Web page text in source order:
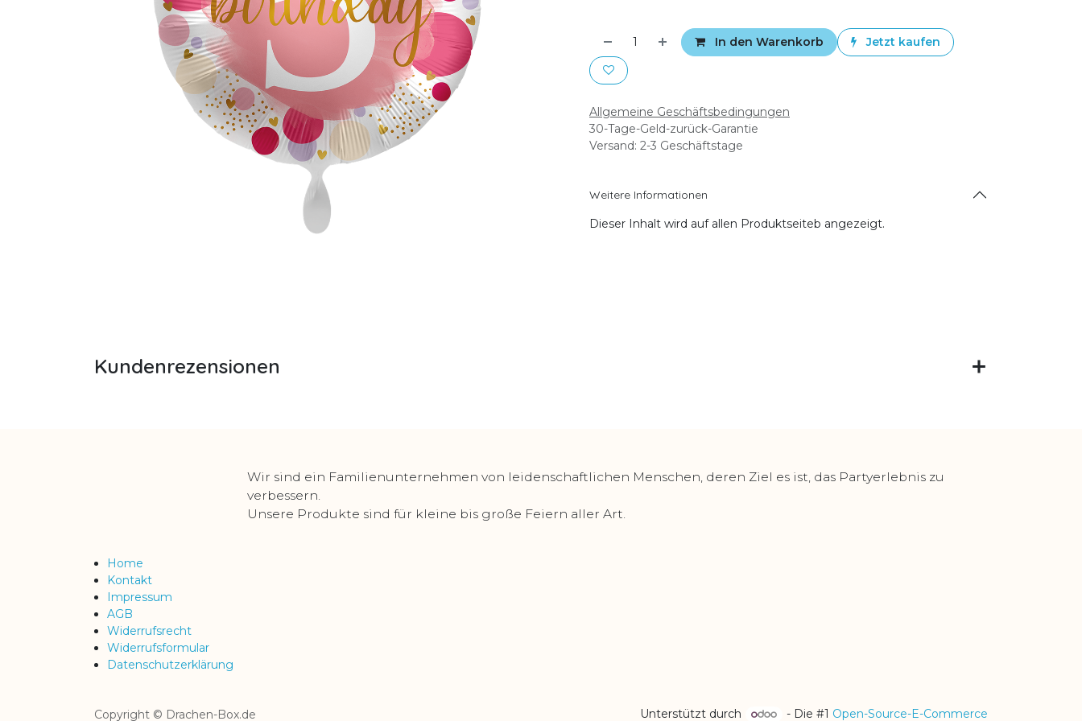
In den Warenkorb Jetzt kaufen
Allgemeine Geschäftsbedingungen
30-Tage-Geld-zurück-Garantie
Versand: 2-3 Geschäftstage
Weitere Informationen
Dieser Inhalt wird auf allen Produktseiteb angezeigt.
Kundenrezensionen
Wir sind ein Familienunternehmen von leidenschaftlichen Menschen, deren Ziel es ist, das Partyerlebnis zu
verbessern.
Unsere Produkte sind für kleine bis große Feiern aller Art.
Home
Kontakt
Impressum
AGB
Widerrufsrecht
Widerrufsformular
Datenschutzerklärung
Copyright © Drachen-Box.de Unterstützt durch - Die #1 Open-Source-E-Commerce